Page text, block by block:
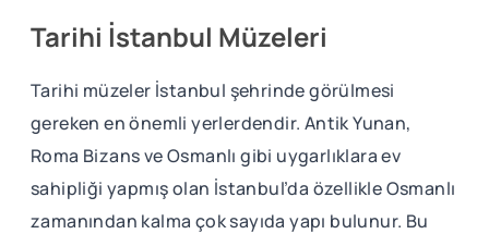
Tarihi İstanbul Müzeleri
Tarihi müzeler İstanbul şehrinde görülmesi
gereken en önemli yerlerdendir. Antik Yunan,
Roma Bizans ve Osmanlı gibi uygarlıklara ev
sahipliği yapmış olan İstanbul’da özellikle Osmanlı
zamanından kalma çok sayıda yapı bulunur. Bu